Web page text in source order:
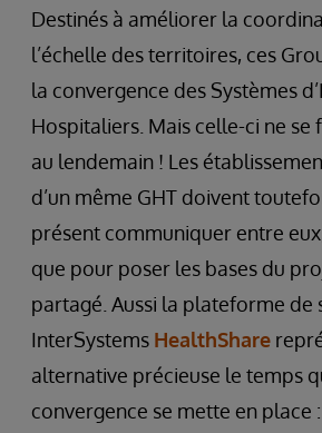
Destinés à améliorer la
l’échelle des territoires, ces
la convergence des Systèmes
Hospitaliers. Mais celle-ci ne se
au lendemain ! Les
d’un même GHT doivent
présent communiquer entre
que pour poser les bases du
partagé. Aussi la plateforme de
InterSystems HealthShare
alternative précieuse le temps
convergence se mette en place